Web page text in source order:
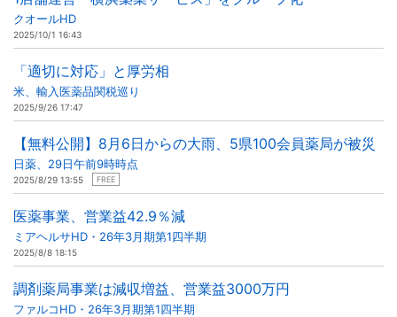
クオールHD
2025/10/1 16:43
「適切に対応」と厚労相
米、輸入医薬品関税巡り
2025/9/26 17:47
【無料公開】8月6日からの大雨、5県100会員薬局が被災
日薬、29日午前9時時点
2025/8/29 13:55 FREE
医薬事業、営業益42.9％減
ミアヘルサHD・26年3月期第1四半期
2025/8/8 18:15
調剤薬局事業は減収増益、営業益3000万円
ファルコHD・26年3月期第1四半期